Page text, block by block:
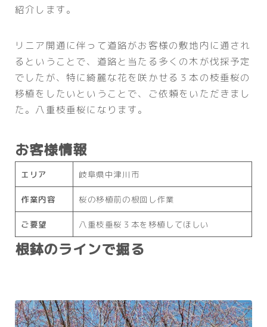
紹介します。
リニア開通に伴って道路がお客様の敷地内に通され
るということで、道路と当たる多くの木が伐採予定
でしたが、特に綺麗な花を咲かせる３本の枝垂桜の
移植をしたいということで、ご依頼をいただきまし
た。八重枝垂桜になります。
お客様情報
エリア 岐阜県中津川市
作業内容 桜の移植前の根回し作業
ご要望 八重枝垂桜３本を移植してほしい
根鉢のラインで掘る